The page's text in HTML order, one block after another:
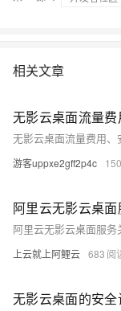
相关文章
游客uppxe2gff2p4c
上云就上阿鲤云 683
无影云桌面的安